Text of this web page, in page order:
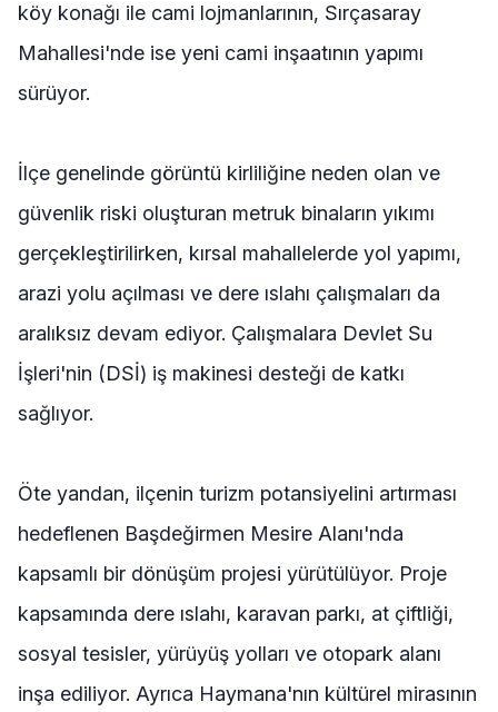
köy konağı ile cami lojmanlarının, Sırçasaray
Mahallesi'nde ise yeni cami inşaatının yapımı
sürüyor.
İlçe genelinde görüntü kirliliğine neden olan ve
güvenlik riski oluşturan metruk binaların yıkımı
gerçekleştirilirken, kırsal mahallelerde yol yapımı,
arazi yolu açılması ve dere ıslahı çalışmaları da
aralıksız devam ediyor. Çalışmalara Devlet Su
İşleri'nin (DSİ) iş makinesi desteği de katkı
sağlıyor.
Öte yandan, ilçenin turizm potansiyelini artırması
hedeflenen Başdeğirmen Mesire Alanı'nda
kapsamlı bir dönüşüm projesi yürütülüyor. Proje
kapsamında dere ıslahı, karavan parkı, at çiftliği,
sosyal tesisler, yürüyüş yolları ve otopark alanı
inşa ediliyor. Ayrıca Haymana'nın kültürel mirasının